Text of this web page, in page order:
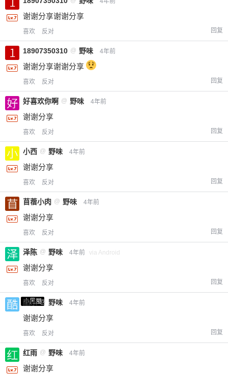
2 元 5 元 10 元
¥
谢谢分享谢谢分享
喜欢 反对 回复
18907350310 @ 野味 4年前
谢谢分享谢谢分享
喜欢 反对 回复
好喜欢你啊 @ 野味 4年前
谢谢分享
喜欢 反对 回复
小西 @ 野味 4年前
谢谢分享
喜欢 反对 回复
苜蓿小肉 @ 野味 4年前
谢谢分享
喜欢 反对 回复
泽陈 @ 野味 4年前 via Android
谢谢分享
喜欢 反对 回复
小黑屋
酷乐 @ 野味 4年前
谢谢分享
喜欢 反对 回复
红雨 @ 野味 4年前
谢谢分享
限。